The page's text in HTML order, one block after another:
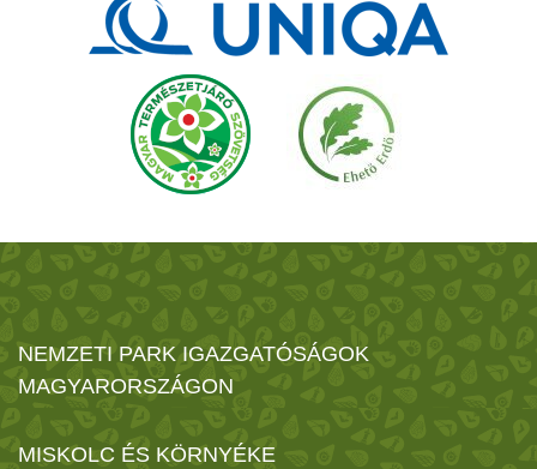
NEMZETI PARK IGAZGATÓSÁGOK
MAGYARORSZÁGON
MISKOLC ÉS KÖRNYÉKE